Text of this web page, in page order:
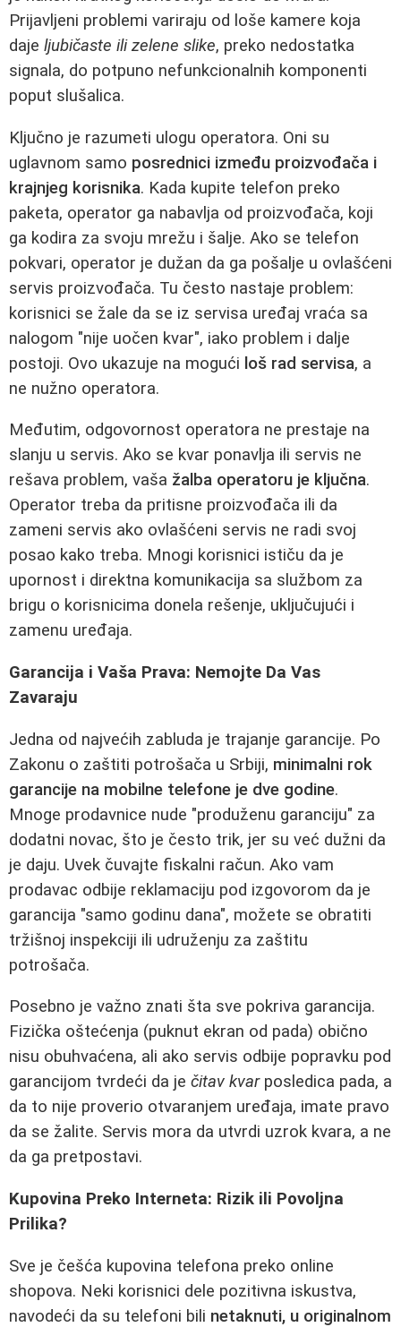
Prijavljeni problemi variraju od loše kamere koja
daje ljubičaste ili zelene slike, preko nedostatka
signala, do potpuno nefunkcionalnih komponenti
poput slušalica.
Ključno je razumeti ulogu operatora. Oni su
uglavnom samo posrednici između proizvođača i
krajnjeg korisnika. Kada kupite telefon preko
paketa, operator ga nabavlja od proizvođača, koji
ga kodira za svoju mrežu i šalje. Ako se telefon
pokvari, operator je dužan da ga pošalje u ovlašćeni
servis proizvođača. Tu često nastaje problem:
korisnici se žale da se iz servisa uređaj vraća sa
nalogom "nije uočen kvar", iako problem i dalje
postoji. Ovo ukazuje na mogući loš rad servisa, a
ne nužno operatora.
Međutim, odgovornost operatora ne prestaje na
slanju u servis. Ako se kvar ponavlja ili servis ne
rešava problem, vaša žalba operatoru je ključna.
Operator treba da pritisne proizvođača ili da
zameni servis ako ovlašćeni servis ne radi svoj
posao kako treba. Mnogi korisnici ističu da je
upornost i direktna komunikacija sa službom za
brigu o korisnicima donela rešenje, uključujući i
zamenu uređaja.
Garancija i Vaša Prava: Nemojte Da Vas
Zavaraju
Jedna od najvećih zabluda je trajanje garancije. Po
Zakonu o zaštiti potrošača u Srbiji, minimalni rok
garancije na mobilne telefone je dve godine.
Mnoge prodavnice nude "produženu garanciju" za
dodatni novac, što je često trik, jer su već dužni da
je daju. Uvek čuvajte fiskalni račun. Ako vam
prodavac odbije reklamaciju pod izgovorom da je
garancija "samo godinu dana", možete se obratiti
tržišnoj inspekciji ili udruženju za zaštitu
potrošača.
Posebno je važno znati šta sve pokriva garancija.
Fizička oštećenja (puknut ekran od pada) obično
nisu obuhvaćena, ali ako servis odbije popravku pod
garancijom tvrdeći da je čitav kvarposledica pada, a
da to nije proverio otvaranjem uređaja, imate pravo
da se žalite. Servis mora da utvrdi uzrok kvara, a ne
da ga pretpostavi.
Kupovina Preko Interneta: Rizik ili Povoljna
Prilika?
Sve je češća kupovina telefona preko online
shopova. Neki korisnici dele pozitivna iskustva,
navodeći da su telefoni bili netaknuti, u originalnom